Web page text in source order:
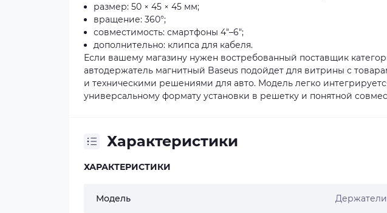
размер: 50 × 45 × 45 мм;
вращение: 360°;
совместимость: смартфоны 4"–6";
дополнительно: клипса для кабеля.
Если вашему магазину нужен востребованный поставщик
автодержатель магнитный Baseus подойдет для витрины с
и техническими решениями для авто. Модель легко
универсальному формату установки в решетку и понятной
Характеристики
ХАРАКТЕРИСТИКИ
Модель